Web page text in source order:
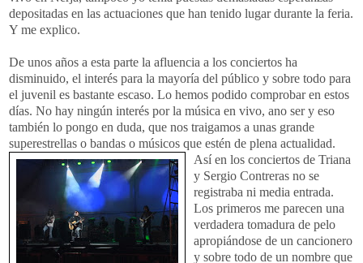
depositadas en las actuaciones que han tenido lugar durante la feria.
Y me explico.
De unos años a esta parte la afluencia a los conciertos ha
disminuido, el interés para la mayoría del público y sobre todo para
el juvenil es bastante escaso. Lo hemos podido comprobar en estos
días. No hay ningún interés por la música en vivo, ano ser y eso
también lo pongo en duda, que nos traigamos a unas grande
superestrellas o bandas o músicos que estén de plena actualidad.
Asíen los conciertos de Triana
y Sergio Contreras no se
registraba ni media entrada.
Los primeros me parecen una
verdadera tomadura de pelo
apropiándose de un cancionero
y sobre todo de un nombre que